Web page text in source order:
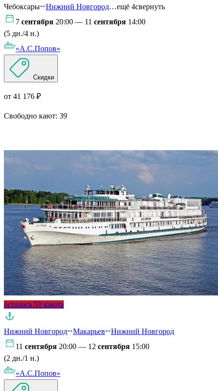
Чебоксары
Нижний Новгород…ещё 4свернуть
7 сентября 20:00 — 11 сентября 14:00
(5 дн./4 н.)
«А.С.Попов»
Скидки
от 41 176 ₽
Свободно кают: 39
осталась 51 каюта
Нижний Новгород Макарьев
Нижний Новгород
11 сентября 20:00 — 12 сентября 15:00
(2 дн./1 н.)
«А.С.Попов»